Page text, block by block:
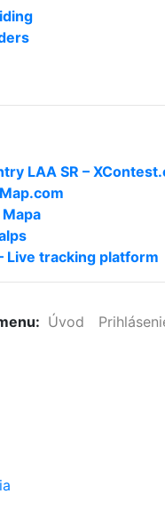
LAA SR –
Live tracking platform
Úvod